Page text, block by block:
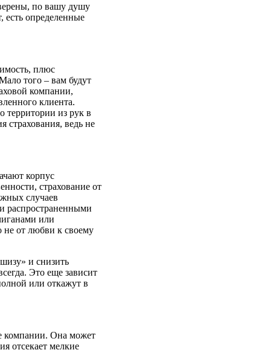
по вашу душу
есть определенные
плюс
того – вам будут
компании,
клиента.
территории из рук в
страхования, ведь не
корпус
страхование от
случаев
распространенными
или
не от любви к своему
и снизить
Это еще зависит
или откажут в
компании. Она может
отсекает мелкие